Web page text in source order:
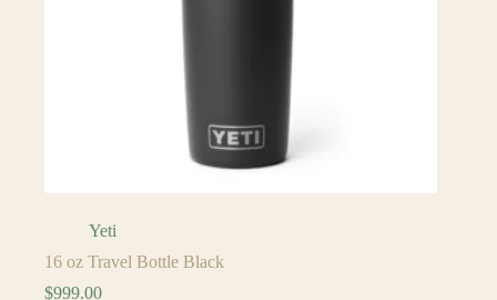
Yeti
16 oz Travel Bottle Black
$999.00